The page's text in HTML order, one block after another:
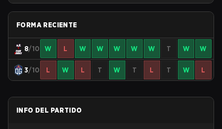
FORMA RECIENTE
8/10 W L W W W W W T W W
3/10 L W L T W T L T W L
INFO DEL PARTIDO